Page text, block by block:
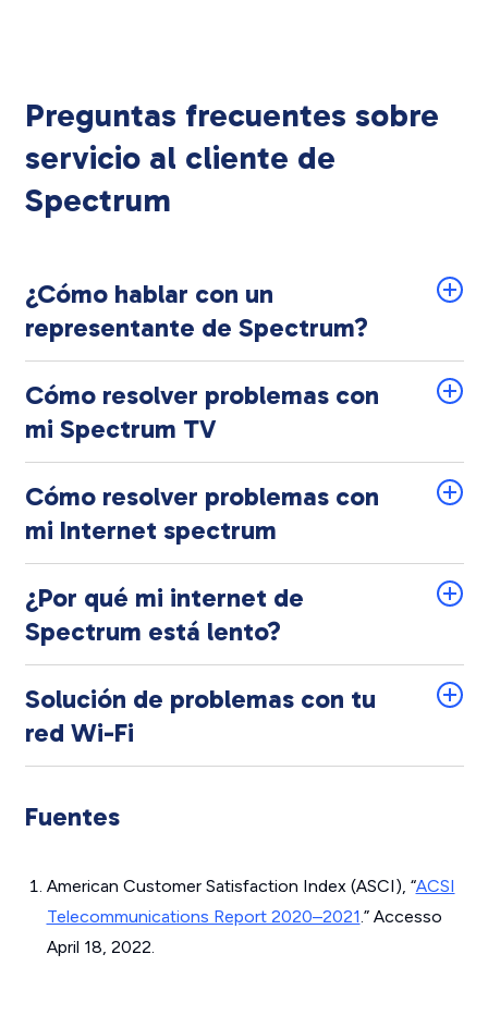
Preguntas frecuentes sobre
servicio al cliente de
Spectrum
¿Cómo hablar con un
representante de Spectrum?
Cómo resolver problemas con
mi Spectrum TV
Cómo resolver problemas con
mi Internet spectrum
¿Por qué mi internet de
Spectrum está lento?
Solución de problemas con tu
red Wi-Fi
Fuentes
American Customer Satisfaction Index (ASCI), “ACSI
Telecommunications Report 2020–2021.” Accesso
April 18, 2022.